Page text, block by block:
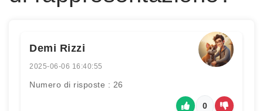
Demi Rizzi
2025-06-06 16:40:55
Numero di risposte : 26
0